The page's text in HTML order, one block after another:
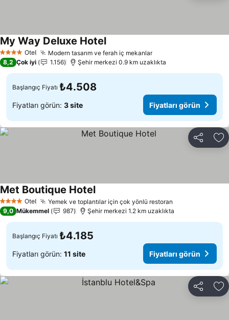
4 Yıldız Otel Modern tasarım ve ferah iç mekanlar
My Way Deluxe Hotel
8,2 Çok iyi 1.156 Şehir merkezi 0.9 km uzaklıkta
Başlangıç Fiyatı ₺4.508
Fiyatları görün: 3 site Fiyatları görün
Paylaş
4 Yıldız Otel Yemek ve toplantılar için çok yönlü restoran
Met Boutique Hotel
9,0 Mükemmel 987 Şehir merkezi 1.2 km uzaklıkta
Başlangıç Fiyatı ₺4.185
Fiyatları görün: 11 site Fiyatları görün
Paylaş